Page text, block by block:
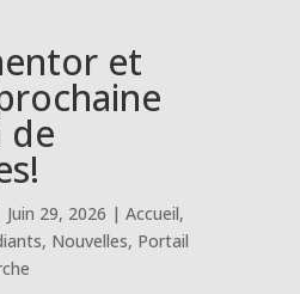
et
de
Juin 29, 2026 | Accueil,
, Nouvelles, Portail